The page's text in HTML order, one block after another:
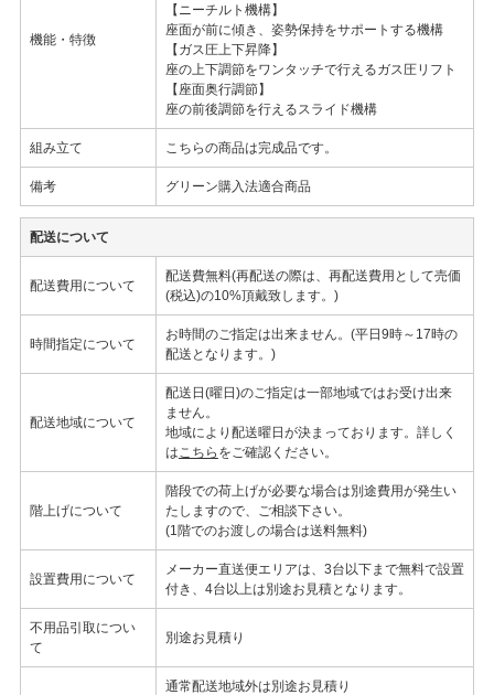
機能・特徴
【ニーチルト機構】
座面が前に傾き、姿勢保持をサポートする機構
【ガス圧上下昇降】
座の上下調節をワンタッチで行えるガス圧リフト
【座面奥行調節】
座の前後調節を行えるスライド機構
組み立て こちらの商品は完成品です。
備考 グリーン購入法適合商品
配送について
配送費用について
配送費無料(再配送の際は、再配送費用として売価
(税込)の10%頂戴致します。)
時間指定について
お時間のご指定は出来ません。(平日9時～17時の
配送となります。)
配送地域について
配送日(曜日)のご指定は一部地域ではお受け出来
ません。
地域により配送曜日が決まっております。詳しく
は こちら をご確認ください。
階上げについて
階段での荷上げが必要な場合は別途費用が発生い
たしますので、ご相談下さい。
(1階でのお渡しの場合は送料無料)
設置費用について
メーカー直送便エリアは、3台以下まで無料で設置
付き、4台以上は別途お見積となります。
不用品引取につい
て
別途お見積り
通常配送地域外は別途お見積り